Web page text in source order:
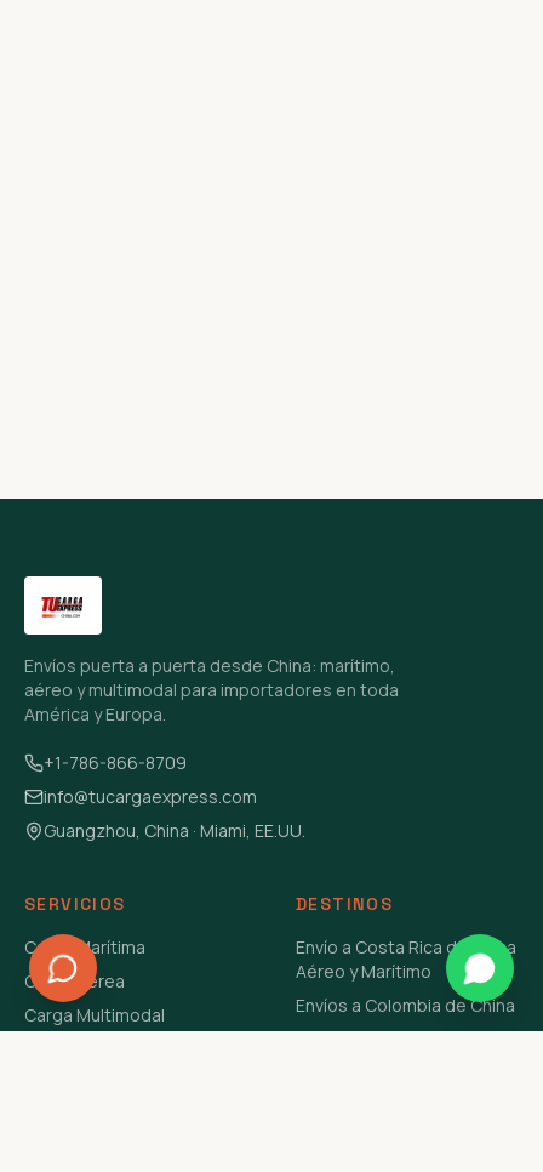
Envíos puerta a puerta desde China: marítimo,
aéreo y multimodal para importadores en toda
América y Europa.
+1-786-866-8709
info@tucargaexpress.com
Guangzhou, China · Miami, EE.UU.
SERVICIOS
Carga Marítima
Carga Aérea
Carga Multimodal
DESTINOS
Envío a Costa Rica de China
Aéreo y Marítimo
Envíos a Colombia de China